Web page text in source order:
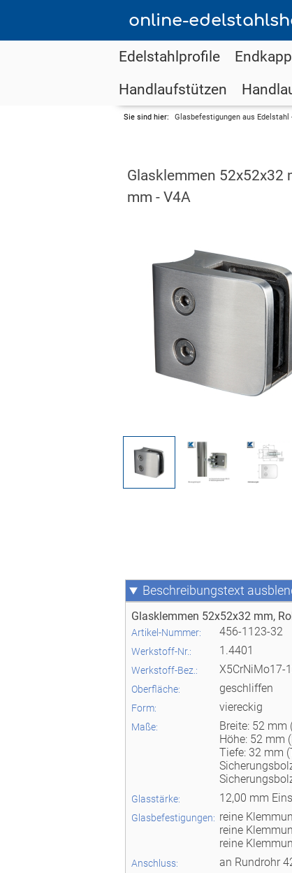
online-
Edelstahlprofile
Handlaufstützen
Sie sind hier: Glasbefestigungen aus
Glasklemmen 52x52x32
mm - V4A
Beschreibungstext
Glasklemmen 52x52x32 mm,
Artikel-Nummer: 456-1123-32
Werkstoff-Nr.: 1.4401
Werkstoff-Bez.: X5CrNiMo17-
Oberfläche: geschliffen
Form: viereckig
Maße:
Breite: 52 mm
Höhe: 52 mm
Tiefe: 32 mm
Glasstärke: 12,00 mm
Glasbefestigungen: reine
reine
reine
Anschluss: an Rundrohr